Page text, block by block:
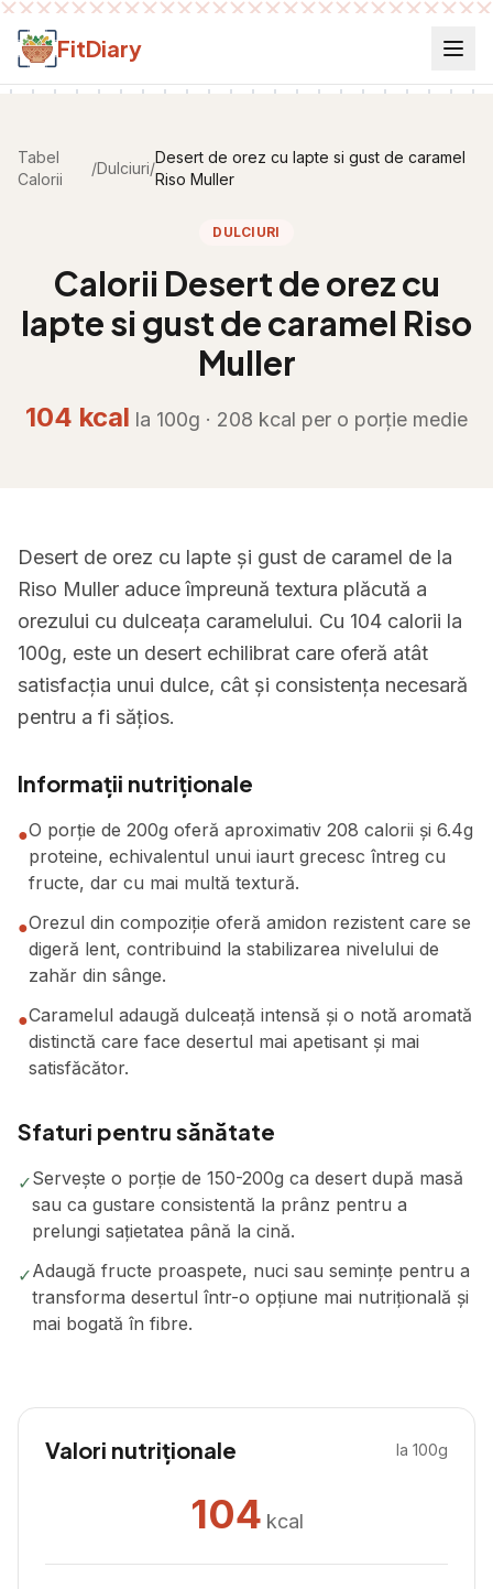
Salt la conținut
FitDiary
Tabel
Calorii
/Dulciuri/
Desert de orez cu lapte si gust de caramel
Riso Muller
DULCIURI
Calorii Desert de orez cu
lapte si gust de caramel Riso
Muller
104 kcal la 100g · 208 kcal per o porție medie
Desert de orez cu lapte și gust de caramel de la
Riso Muller aduce împreună textura plăcută a
orezului cu dulceața caramelului. Cu 104 calorii la
100g, este un desert echilibrat care oferă atât
satisfacția unui dulce, cât și consistența necesară
pentru a fi sățios.
Informații nutriționale
●O porție de 200g oferă aproximativ 208 calorii și 6.4g
proteine, echivalentul unui iaurt grecesc întreg cu
fructe, dar cu mai multă textură.
●Orezul din compoziție oferă amidon rezistent care se
digeră lent, contribuind la stabilizarea nivelului de
zahăr din sânge.
●Caramelul adaugă dulceață intensă și o notă aromată
distinctă care face desertul mai apetisant și mai
satisfăcător.
Sfaturi pentru sănătate
✓Servește o porție de 150-200g ca desert după masă
sau ca gustare consistentă la prânz pentru a
prelungi sațietatea până la cină.
✓Adaugă fructe proaspete, nuci sau semințe pentru a
transforma desertul într-o opțiune mai nutrițională și
mai bogată în fibre.
Valori nutriționale la 100g
104 kcal